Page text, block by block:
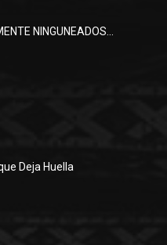
NINGUNEADOS…
Deja Huella